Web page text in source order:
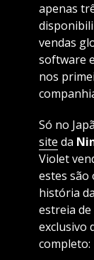
apenas
vendas
software
nos
Só no
site da
Violet
estes são
história
estreia
exclusivo
completo: